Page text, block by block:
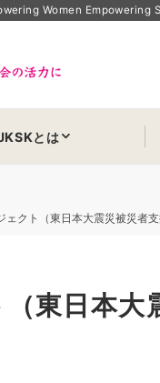
Women Empowering
とは
ェクト（東日本大震災被災者支
東日本大